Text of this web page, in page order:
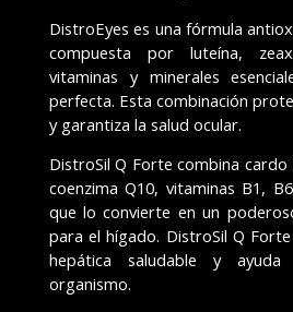
DistroEyes es una fórmula
compuesta por luteína,
vitaminas y minerales
perfecta. Esta combinación
y garantiza la salud ocular.
DistroSil Q Forte combina cardo
coenzima Q10, vitaminas B1,
que lo convierte en un
para el hígado. DistroSil Q
hepática saludable y
organismo.